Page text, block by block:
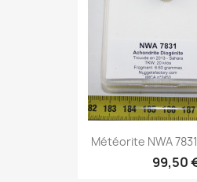
Météorite NWA
99,50